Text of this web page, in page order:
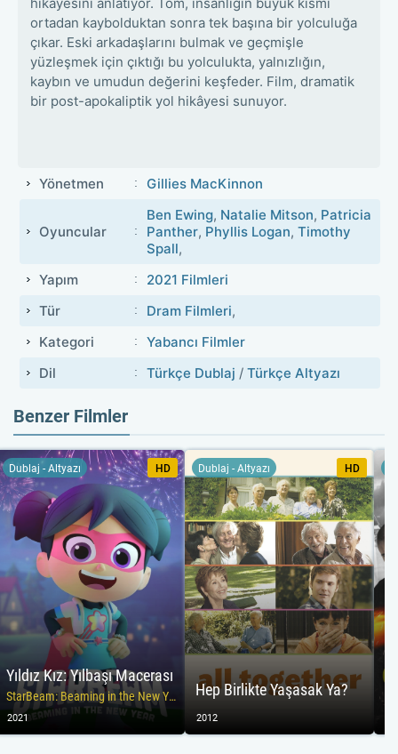
ortadan kaybolduktan sonra tek başına bir yolculuğa
çıkar. Eski arkadaşlarını bulmak ve geçmişle
yüzleşmek için çıktığı bu yolculukta, yalnızlığın,
kaybın ve umudun değerini keşfeder. Film, dramatik
bir post-apokaliptik yol hikâyesi sunuyor.
Yönetmen Gillies MacKinnon
Oyuncular
Ben Ewing, Natalie Mitson, Patricia
Panther, Phyllis Logan, Timothy
Spall,
Yapım
2021 Filmleri
Tür
Dram Filmleri,
Kategori
Yabancı Filmler
Dil
Türkçe Dublaj / Türkçe Altyazı
Benzer Filmler
Yıldız Kız: Yılbaşı Macerası
StarBeam: Beaming in the New Year
Dublaj - Altyazı HD
2021
Hep Birlikte Yaşasak Ya?
Dublaj - Altyazı HD
2012